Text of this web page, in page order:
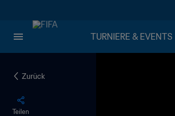
TURNIERE & EVENTS
Zurück
Teilen